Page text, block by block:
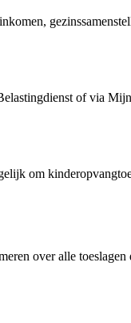
of via
om
over alle